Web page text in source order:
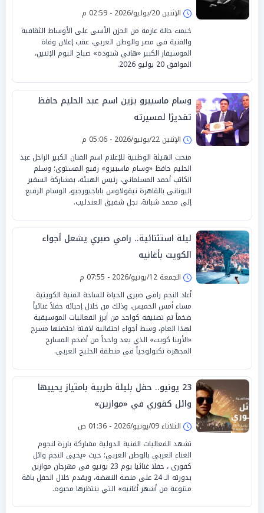
الإثنين 20/يوليو/2026 - 02:59 م
خيمت حالة عارمة من الحزن الأسى على الأوساط الثقافية
والفنية في مصر والوطن العربي، عقب إعلان وفاة
الموسيقار الكبير «هاني شنودة» صباح اليوم الإثنين،
الموافق 20 يوليو 2026.
وسام ماسبيرو يزين اسم عبد الحليم حافظ
تقديرًا لمسيرته
الإثنين 22/يونيو/2026 - 05:06 م
منحت الهيئة الوطنية للإعلام اسم الفنان الكبير الراحل عبد
الحليم حافظ «وسام ماسبيرو» رفيع المستوى؛ وسلم
الكاتب أحمد المسلماني، رئيس الهيئة، بمشاركة السفير
اليوناني بالقاهرة نيقولاوس باباجيورجيو، الوسام الرفيع
إلى محمد شبانة، نجل شقيق العندليب.
ليلة استثنائية.. رامي صبري يشعل أجواء
الكويت بأغانيه
الجمعة 12/يونيو/2026 - 07:55 م
أعاد النجم رامي صبري الحياة للساحة الفنية الكويتية
مساء أمس الخميس، وذلك من خلال إحيائه حفلاً غنائياً
ضخماً تم تصنيفه كواحد من أبرز الفعاليات الموسيقية
لهذا العام، وسط أجواء احتفالية لافتة احتضنها مسرح
«الأرينا كويت» الذي يعد واحداً من أضخم المسارح
المجهزة تكنولوجياً في منطقة الخليج العربي.
23 يونيو.. حفل بليلة طربية بامتياز يحييها
وائل كفوري في «موازين»
الثلاثاء 09/يونيو/2026 - 01:36 ص
تشهد الفعاليات الفنية الدولية مشاركة بارزة لنجوم
الغناء العربي بالوطن العربي؛ حيث «يحيى النجم وائل
كفورى ، حفلا غنائيا يوم 23 يونيو فى مهرجان موازين
بدورته الـ 24 على منصة النهضة، ويقدم خلال الحفل باقة
متنوعة من أشهر أغانيه» التي ينتظرها محبوه.